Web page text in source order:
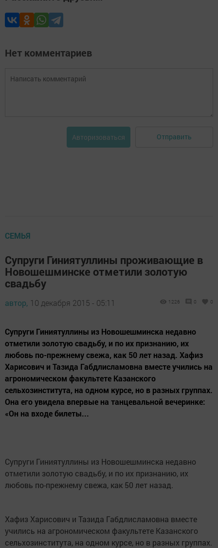
Нет комментариев
Авторизоваться Отправить
СЕМЬЯ
Супруги Гиниятуллины проживающие в
Новошешминске отметили золотую
свадьбу
автор, 10 декабря 2015 - 05:11 1226 0 0
Супруги Гиниятуллины из Новошешминска недавно
отметили золотую свадьбу, и по их признанию, их
любовь по-прежнему свежа, как 50 лет назад. Хафиз
Харисович и Тазида Габдлисламовна вместе учились на
агрономическом факультете Казанского
сельхозинститута, на одном курсе, но в разных группах.
Она его увидела впервые на танцевальной вечеринке:
«Он на входе билеты...
Супруги Гиниятуллины из Новошешминска недавно
отметили золотую свадьбу, и по их признанию, их
любовь по-прежнему свежа, как 50 лет назад.
Хафиз Харисович и Тазида Габдлисламовна вместе
учились на агрономическом факультете Казанского
сельхозинститута, на одном курсе, но в разных группах.